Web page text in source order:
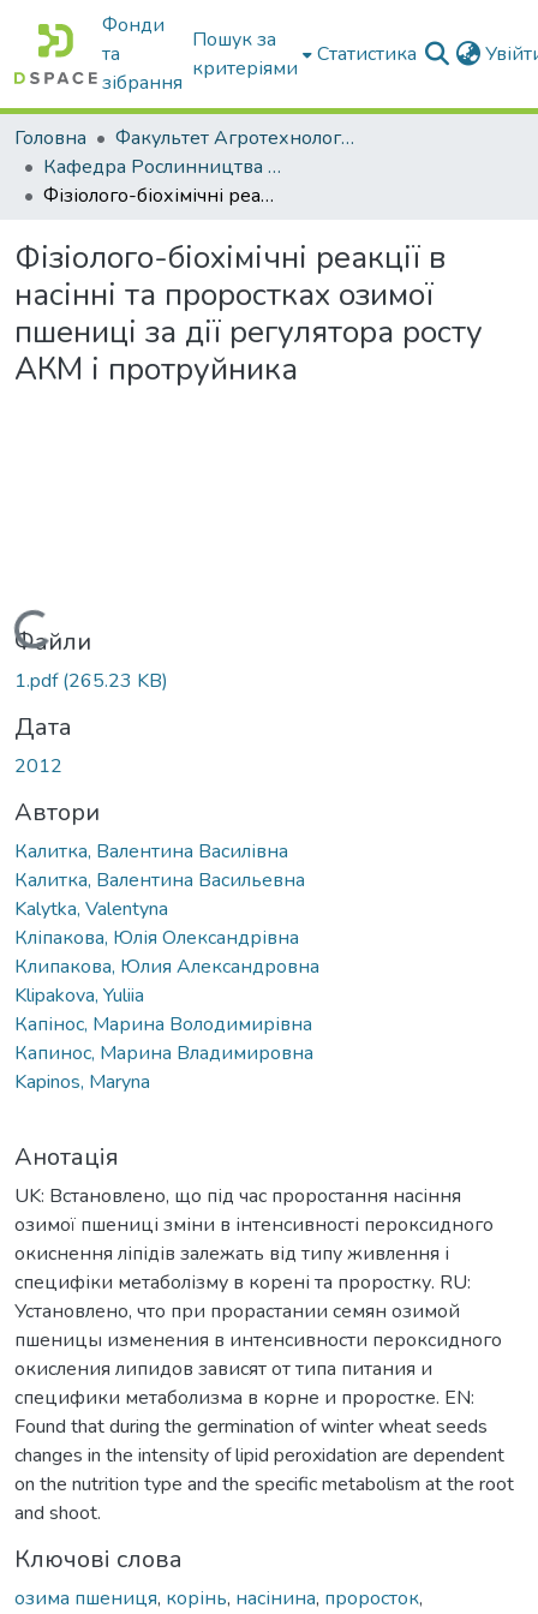
Фонди
та
зібрання
Пошук за
критеріями
Статистика
Головна
Факультет Агротехнологій та екології
Кафедра Рослинництва та садівництва ім. професора В.В. Калитки
Фізіолого-біохімічні реакції в насінні та проростках озимої пшениці за дії регулятора росту АКМ і протруйника
Фізіолого-біохімічні реакції в
насінні та проростках озимої
пшениці за дії регулятора росту
АКМ і протруйника
Вантажиться...
Файли
1.pdf(265.23 KB)
Дата
2012
Автори
Калитка, Валентина Василівна
Калитка, Валентина Васильевна
Kalytka, Valentyna
Кліпакова, Юлія Олександрівна
Клипакова, Юлия Александровна
Klipakova, Yuliia
Капінос, Марина Володимирівна
Капинос, Марина Владимировна
Kapinos, Maryna
Анотація
UK: Встановлено, що під час проростання насіння
озимої пшениці зміни в інтенсивності пероксидного
окиснення ліпідів залежать від типу живлення і
специфіки метаболізму в корені та проростку. RU:
Установлено, что при прорастании семян озимой
пшеницы изменения в интенсивности пероксидного
окисления липидов зависят от типа питания и
специфики метаболизма в корне и проростке. EN:
Found that during the germination of winter wheat seeds
changes in the intensity of lipid peroxidation are dependent
on the nutrition type and the specific metabolism at the root
and shoot.
Ключові слова
озима пшениця, корінь, насінина, проросток,